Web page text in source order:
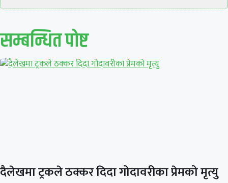
सम्बन्धित पाेष्ट
दैलेखमा ट्रकले ठक्कर दिदा गोदावरीका प्रेमको मृत्यु